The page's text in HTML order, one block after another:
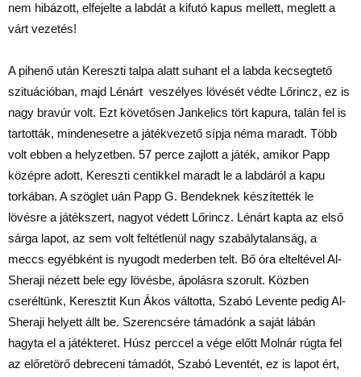
nem hibázott, elfejelte a labdát a kifutó kapus mellett, meglett a
várt vezetés!
A pihenő után Kereszti talpa alatt suhant el a labda kecsegtető
szituációban, majd Lénárt veszélyes lövését védte Lőrincz, ez is
nagy bravúr volt. Ezt követősen Jankelics tört kapura, talán fel is
tartották, mindenesetre a játékvezető sípja néma maradt. Több
volt ebben a helyzetben. 57 perce zajlott a játék, amikor Papp
középre adott, Kereszti centikkel maradt le a labdáról a kapu
torkában. A szöglet uán Papp G. Bendeknek készítették le
lövésre a játékszert, nagyot védett Lőrincz. Lénárt kapta az első
sárga lapot, az sem volt feltétlenül nagy szabálytalanság, a
meccs egyébként is nyugodt mederben telt. Bő óra elteltével Al-
Sheraji nézett bele egy lövésbe, ápolásra szorult. Közben
cseréltünk, Keresztit Kun Ákos váltotta, Szabó Levente pedig Al-
Sheraji helyett állt be. Szerencsére támadónk a saját lábán
hagyta el a játékteret. Húsz perccel a vége előtt Molnár rúgta fel
az előretörő debreceni támadót, Szabó Leventét, ez is lapot ért,